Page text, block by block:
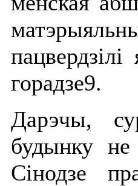
горадзе9.
Дарэчы,
будынку
Сінодзе